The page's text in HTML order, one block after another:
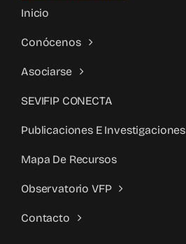
Inicio
Conócenos
Asociarse
SEVIFIP CONECTA
Publicaciones E Investigaciones
Mapa De Recursos
Observatorio VFP
Contacto